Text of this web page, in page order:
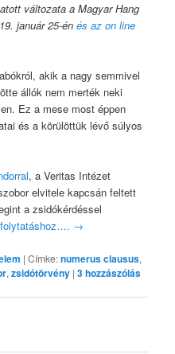
változata a Magyar Hang
január 25-énés az on line
akik a nagy semmivel
állók nem merték neki
Ez a mese most éppen
és a körülöttük lévő súlyos
, a Veritas Intézet
elvitele kapcsán feltett
a zsidókérdéssel
→
|Címke:numerus clausus,
,zsidótörvény |3hozzászólás